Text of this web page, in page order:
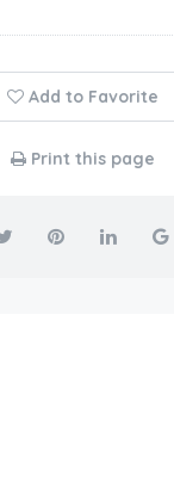
Add to Favorite
Print this page